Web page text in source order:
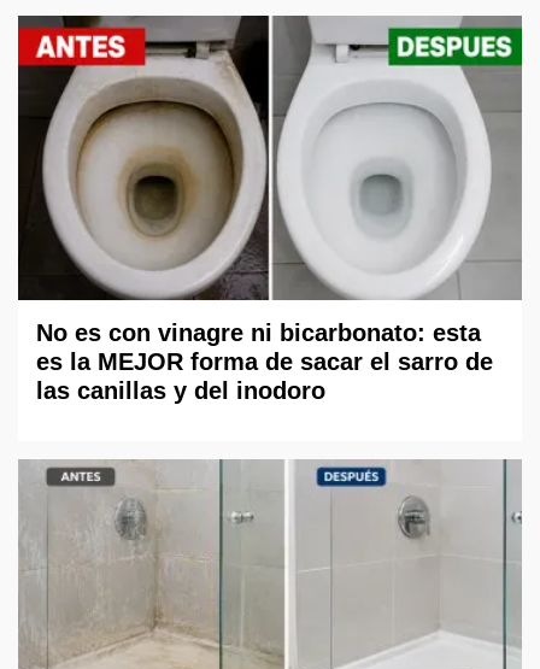
No es con vinagre ni bicarbonato: esta
es la MEJOR forma de sacar el sarro de
las canillas y del inodoro